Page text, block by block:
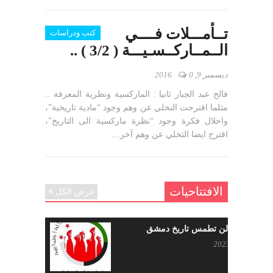
كتب ودراسات
تــأمـــلات فــــي
الــمــاركــسـيـــة ( 3/2 ) ..
ديسمبر 9, 2016 0
فالح عبد الجبار ثانيا : الماركسية ونظرية المعرفة ..
مثلما اقترحت التخلي عن وهم وجود “مادية تاريخية”،
واحلال فكرة وجود “نظرة ماركسية الى التاريخ”،
اقترح ايضا التخلي عن وهم آخر…
الافتتاحيات عرض الكل
حرائقكم لن تطمس تاريخ دمشق